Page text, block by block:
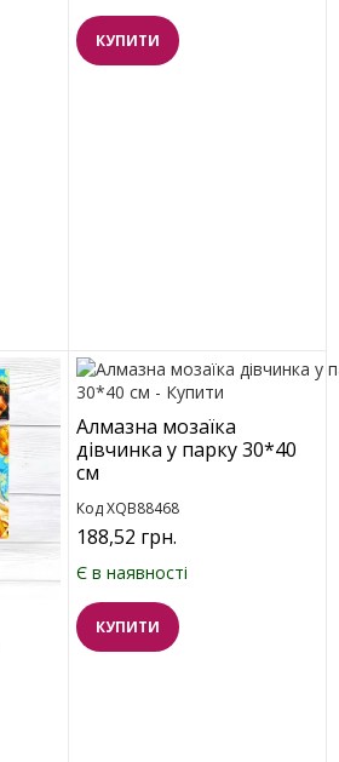
КУПИТИ
Алмазна мозаїка
дівчинка у парку 30*40
см
Код XQB88468
188,52 грн.
Є в наявності
КУПИТИ